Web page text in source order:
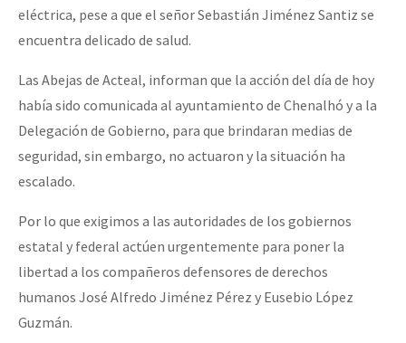
eléctrica, pese a que el señor Sebastián Jiménez Santiz se
encuentra delicado de salud.
Las Abejas de Acteal, informan que la acción del día de hoy
había sido comunicada al ayuntamiento de Chenalhó y a la
Delegación de Gobierno, para que brindaran medias de
seguridad, sin embargo, no actuaron y la situación ha
escalado.
Por lo que exigimos a las autoridades de los gobiernos
estatal y federal actúen urgentemente para poner la
libertad a los compañeros defensores de derechos
humanos José Alfredo Jiménez Pérez y Eusebio López
Guzmán.